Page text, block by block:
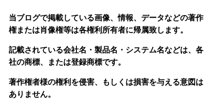
当ブログで掲載している画像、情報、データなどの著作
権または肖像権等は各権利所有者に帰属致します。
記載されている会社名・製品名・システム名などは、各
社の商標、または登録商標です。
著作権者様の権利を侵害、もしくは損害を与える意図は
ありません。